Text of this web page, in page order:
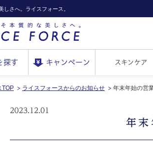
しさへ。ライスフォース。
RICE
FORCE
探す キャンペーン スキンケア
TOP ライスフォースからのお知らせ 年末年始の営
2023.12.01
年末